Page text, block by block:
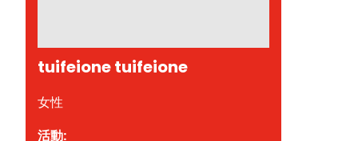
tuifeione tuifeione
女性
活動: